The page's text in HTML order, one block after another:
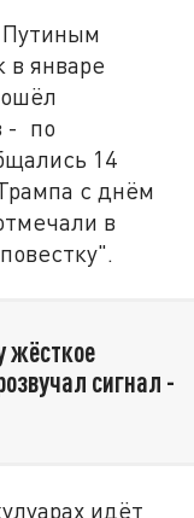
в январе
- по
14
с днём
в
жёсткое
сигнал -
идёт